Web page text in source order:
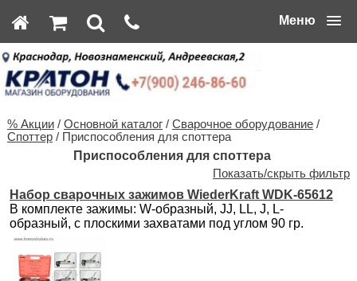
Меню
% Акции/ Основной каталог/ Сварочное оборудование/
Споттер/ Приспособления для споттера
Приспособления для споттера
Показать/скрыть фильтр
Набор сварочных зажимов WiederKraft WDK-65612
В комплекте зажимы: W-образный, JJ, LL, J, L-
образный, с плоскими захватами под углом 90 гр.